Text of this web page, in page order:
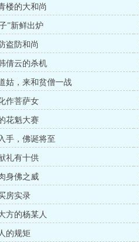
楼的大和尚
”新鲜出炉
盗防和尚
倩云的杀机
姑，来和贫僧一战
作菩萨女
花魁大赛
手，佛诞将至
礼有十供
身佛之威
房实录
方的杨某人
的规矩